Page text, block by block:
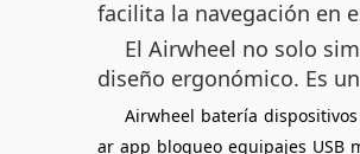
facilita la navegación en
El Airwheel no solo
diseño ergonómico. Es
Airwheel batería dispositivos
ar app bloqueo equipajes USB